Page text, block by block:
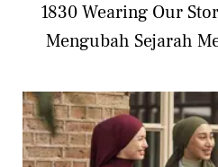
1830 Wearing Our
Mengubah Sejarah